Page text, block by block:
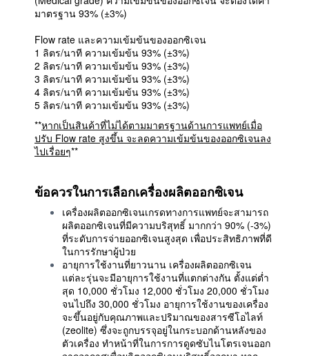
มาตรฐาน 93% (±3%)
Flow rate และความเข้มข้นของออกซิเจน
1 ลิตร/นาที ความเข้มข้น 93% (±3%)
2 ลิตร/นาที ความเข้มข้น 93% (±3%)
3 ลิตร/นาที ความเข้มข้น 93% (±3%)
4 ลิตร/นาที ความเข้มข้น 93% (±3%)
5 ลิตร/นาที ความเข้มข้น 93% (±3%)
**หากเป็นสินค้าที่ไม่ได้ตามมาตรฐานด้านการแพทย์เมื่อ
ปรับ Flow rate สูงขึ้น จะลดความเข้มข้นของออกซิเจนลง
ไปเรื่อยๆ**
ข้อควรในการเลือกเครื่องผลิตออกซิเจน
เครื่องผลิตออกซิเจนเกรดทางการแพทย์จะสามารถ
ผลิตออกซิเจนที่มีความบริสุทธิ์ มากกว่า 90% (-3%)
ที่ระดับการจ่ายออกซิเจนสูงสุด เพื่อประสิทธิภาพที่ดี
ในการรักษาผู้ป่วย
อายุการใช้งานที่ยาวนาน เครื่องผลิตออกซิเจน
แต่ละรุ่นจะมีอายุการใช้งานที่แตกต่างกัน ตั้งแต่ต่ำ
สุด 10,000 ชั่วโมง 12,000 ชั่วโมง 20,000 ชั่วโมง
จนไปถึง 30,000 ชั่วโมง อายุการใช้งานของเครื่อง
จะขึ้นอยู่กับคุณภาพและปริมาณของสารซีโอไลท์
(zeolite) ซึ่งจะถูกบรรจุอยู่ในกระบอกด้านหลังของ
ตัวเครื่อง ทำหน้าที่ในการการดูดซับไนโตรเจนออก